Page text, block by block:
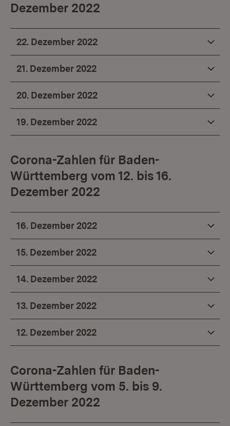
Dezember 2022
22. Dezember 2022
21. Dezember 2022
20. Dezember 2022
19. Dezember 2022
Corona-Zahlen für Baden-
Württemberg vom 12. bis 16.
Dezember 2022
16. Dezember 2022
15. Dezember 2022
14. Dezember 2022
13. Dezember 2022
12. Dezember 2022
Corona-Zahlen für Baden-
Württemberg vom 5. bis 9.
Dezember 2022